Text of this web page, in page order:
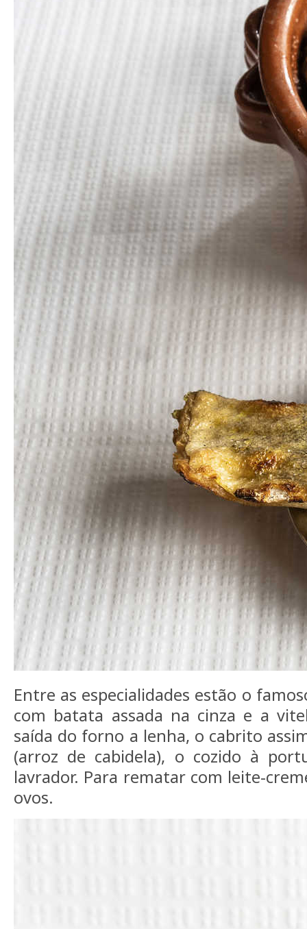
Entre as especialidades estão o
com batata assada na cinza e a
saída do forno a lenha, o cabrito
(arroz de cabidela), o cozido à
lavrador. Para rematar com leite-
ovos.